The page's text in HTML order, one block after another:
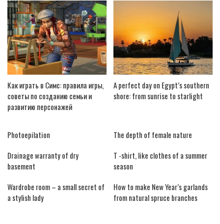
Как играть в Симс: правила игры,
советы по созданию семьи и
развитию персонажей
A perfect day on Egypt’s southern
shore: from sunrise to starlight
Photoepilation
The depth of female nature
Drainage warranty of dry
basement
T -shirt, like clothes of a summer
season
Wardrobe room – a small secret of
a stylish lady
How to make New Year’s garlands
from natural spruce branches